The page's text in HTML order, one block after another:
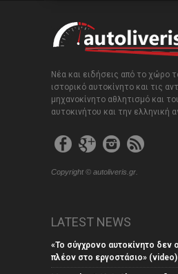
Νέα και ειδήσεις από το χώρο
ιστορικό αυτοκίνητο και τις
μηχανοκίνητο αθλητισμό και
αυτοκινήτου και την ελληνική
Copyright © autoliveris.gr.
LATEST NEWS
«Το σύγχρονο αυτοκίνητο δεν
πλέον στο εργοστάσιο» (video)